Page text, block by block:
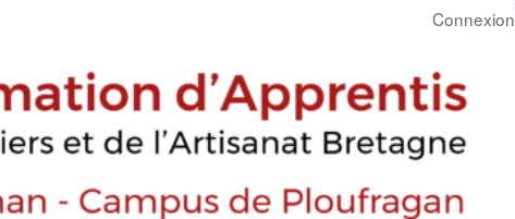
Connexion